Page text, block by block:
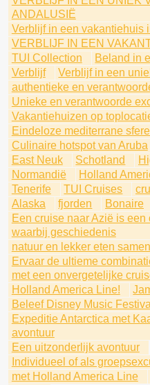
ANDALUSIË
Verblijf in een vakantiehuis
VERBLIJF IN EEN
TUI Collection
Beland in
Verblijf
Verblijf in een
authentieke en
Unieke en verantwoorde
Vakantiehuizen op
Eindeloze mediterrane
Culinaire hotspot van Aruba
East Neuk
Schotland
Normandië
Holland
Tenerife
TUI Cruises
Alaska
fjorden
Bonaire
Een cruise naar Azië is
waarbij geschiedenis
natuur en lekker eten
Ervaar de ultieme
met een onvergetelijke
Holland America Line!
Beleef Disney Music
Expeditie Antarctica met
avontuur
Een uitzonderlijk avontuur
Individueel of als
met Holland America Line